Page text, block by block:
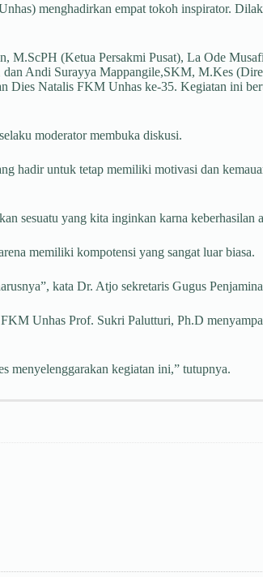
menghadirkan empat tokoh inspirator.
(Ketua Persakmi Pusat), La Ode
Andi Surayya Mappangile,SKM, M.Kes
Natalis FKM Unhas ke-35. Kegiatan ini
moderator membuka diskusi.
hadir untuk tetap memiliki motivasi dan
sesuatu yang kita inginkan karna keberhasilan
memiliki kompotensi yang sangat luar biasa.
kata Dr. Atjo sekretaris Gugus
Unhas Prof. Sukri Palutturi, Ph.D
menyelenggarakan kegiatan ini,” tutupnya.